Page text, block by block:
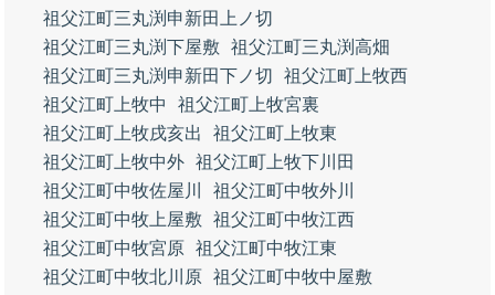
祖父江町三丸渕申新田上ノ切
祖父江町三丸渕下屋敷
祖父江町三丸渕高畑
祖父江町三丸渕申新田下ノ切
祖父江町上牧西
祖父江町上牧中
祖父江町上牧宮裏
祖父江町上牧戌亥出
祖父江町上牧東
祖父江町上牧中外 祖父江町上牧下川田
祖父江町中牧佐屋川
祖父江町中牧外川
祖父江町中牧上屋敷
祖父江町中牧江西
祖父江町中牧宮原 祖父江町中牧江東
祖父江町中牧北川原 祖父江町中牧中屋敷